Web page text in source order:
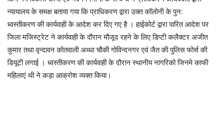
न्यायालय के समक्ष बताया गया कि प्राधिकरण द्वारा उक्त कॉलोनी के पुन:
ध्वस्तीकरण की कार्यवाही के आदेश कर दिए गए है । हाईकोर्ट द्वारा पारित आदेश पर
जिला मजिस्ट्रेट ने कार्यवाही के दौरान मौजूद रहने के लिए डिप्टी कलैक्टर अजीत
कुमार तथा वृन्दावन कोतवाली अध्धा चौकी गोविन्दनगर एवं जैत की पुलिस फोर्स की
डियूटी लगाई । ध्वस्तीकरण की कार्यवाही के दौरान स्थानीय नागरिको जिनमे काफी
महिलाएं थी ने कड़ा आक्रोश व्यक्त किया।